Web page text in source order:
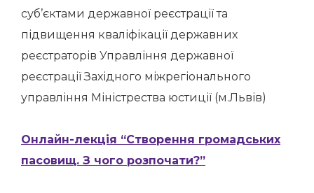
суб’єктами державної реєстрації та
підвищення кваліфікації державних
реєстраторів Управління державної
реєстрації Західного міжрегіонального
управління Міністрества юстиції (м.Львів)
Онлайн-лекція “Створення громадських
пасовищ. З чого розпочати?”